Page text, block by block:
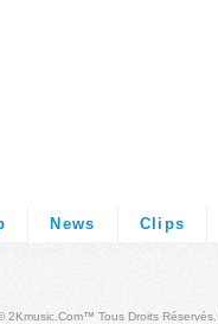
News Clips
2Kmusic.com™ Tous Droits Réservés